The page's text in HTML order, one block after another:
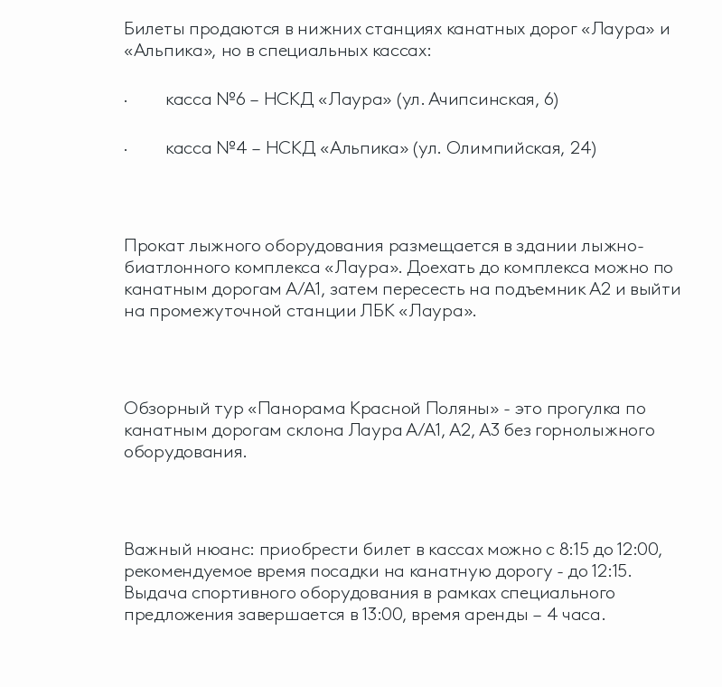
Билеты продаются в нижних станциях канатных дорог «Лаура» и
«Альпика», но в специальных кассах:
· касса №6 – НСКД «Лаура» (ул. Ачипсинская, 6)
· касса №4 – НСКД «Альпика» (ул. Олимпийская, 24)
Прокат лыжного оборудования размещается в здании лыжно-
биатлонного комплекса «Лаура». Доехать до комплекса можно по
канатным дорогам А/А1, затем пересесть на подъемник А2 и выйти
на промежуточной станции ЛБК «Лаура».
Обзорный тур «Панорама Красной Поляны» - это прогулка по
канатным дорогам склона Лаура А/А1, А2, А3 без горнолыжного
оборудования.
Важный нюанс: приобрести билет в кассах можно с 8:15 до 12:00,
рекомендуемое время посадки на канатную дорогу - до 12:15.
Выдача спортивного оборудования в рамках специального
предложения завершается в 13:00, время аренды – 4 часа.